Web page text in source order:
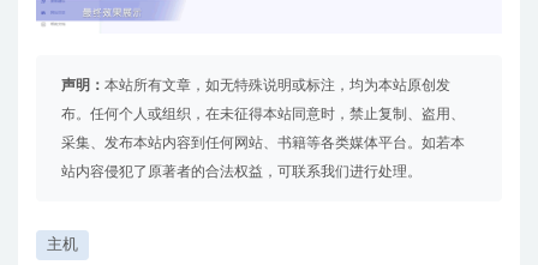
声明： 本站所有文章，如无特殊说明或标注，均为本站原创发
布。任何个人或组织，在未征得本站同意时，禁止复制、盗用、
采集、发布本站内容到任何网站、书籍等各类媒体平台。如若本
站内容侵犯了原著者的合法权益，可联系我们进行处理。
主机